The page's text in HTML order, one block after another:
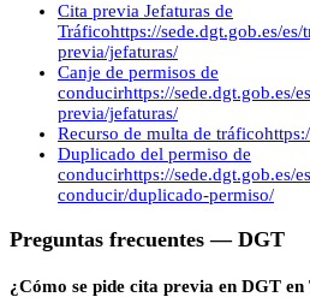
Cita previa Jefaturas de
Tráficohttps://sede.dgt.gob.es/
previa/jefaturas/
Canje de permisos de
conducirhttps://sede.dgt.gob.es/
previa/jefaturas/
Recurso de multa de tráfico
Duplicado del permiso de
conducirhttps://sede.dgt.gob.es/
conducir/duplicado-permiso/
Preguntas frecuentes — DGT
¿Cómo se pide cita previa en DGT en